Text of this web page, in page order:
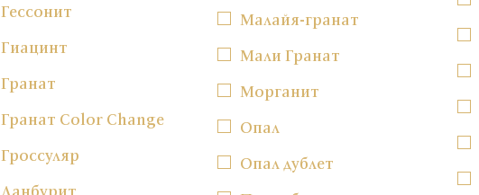
Гессонит
Гиацинт
Гранат
Гранат Color Change
Гроссуляр
Малайя-гранат
Мали Гранат
Морганит
Опал
Опал дублет